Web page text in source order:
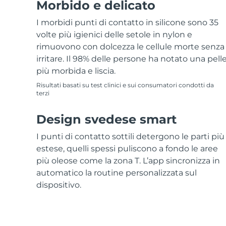
Morbido e delicato
I morbidi punti di contatto in silicone sono 35
volte più igienici delle setole in nylon e
rimuovono con dolcezza le cellule morte senza
irritare. Il 98% delle persone ha notato una
più morbida e liscia.
Risultati basati su test clinici e sui consumatori condotti da
terzi
Design svedese smart
I punti di contatto sottili detergono le parti più
estese, quelli spessi puliscono a fondo le aree
più oleose come la zona T. L’app sincronizza in
automatico la routine personalizzata sul
dispositivo.